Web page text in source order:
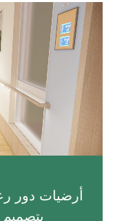
أرضيات دور